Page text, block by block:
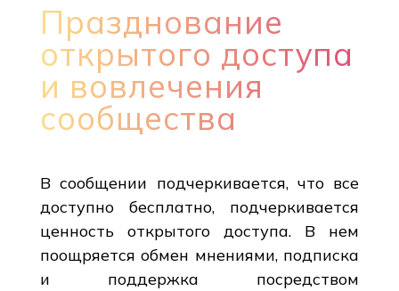
Празднование
открытого доступа
и вовлечения
сообщества
В сообщении подчеркивается, что все
доступно бесплатно, подчеркивается
ценность открытого доступа. В нем
поощряется обмен мнениями, подписка
и поддержка посредством